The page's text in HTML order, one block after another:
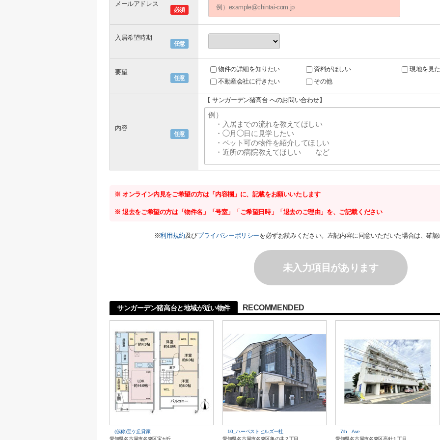
必須
メールアドレス
任意
入居希望時期
任意
要望 物件の詳細を知りたい 資料がほしい
現地を見
不動産会社に行きたい
その他
任意
内容
【 サンガーデン猪高台 へのお問い合わせ】
※ オンライン内見をご希望の方は「内容欄」に、記載をお願いいたします
※ 退去をご希望の方は「物件名」「号室」「ご希望日時」「退去のご理由」を、ご記載ください
※利用規約及びプライバシーポリシーを必ずお読みください。左記内容に同意いただいた場合は、確
未入力項目があります
サンガーデン猪高台と地域が近い物件 RECOMMENDED
(仮称)宝ケ丘貸家
愛知県名古屋市名東区宝が丘
10_ハーベストヒルズ一社
愛知県名古屋市名東区亀の井２丁目
7th Ave
愛知県名古屋市名東区高針１丁目